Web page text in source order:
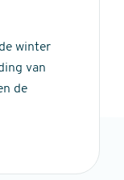
winter
van
de